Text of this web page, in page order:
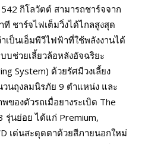
กิโลวัตต์ สามารถชาร์จจาก
ที ชาร์จไฟเต็มวิ่งได้ไกลสูงสุด
เป็นเอ็มพีวีไฟฟ้าที่ใช้พลังงานได้
บช่วยเลี้ยวล้อหลังอัจฉริยะ
System) ด้วยรัศมีวงเลี้ยง
วนถุงลมนิรภัย 9 ตำแหน่ง และ
ของตัวรถเมื่อยางระเบิด The
รุ่นย่อย ได้แก่ Premium,
เด่นสะดุดตาด้วยสีภายนอกใหม่